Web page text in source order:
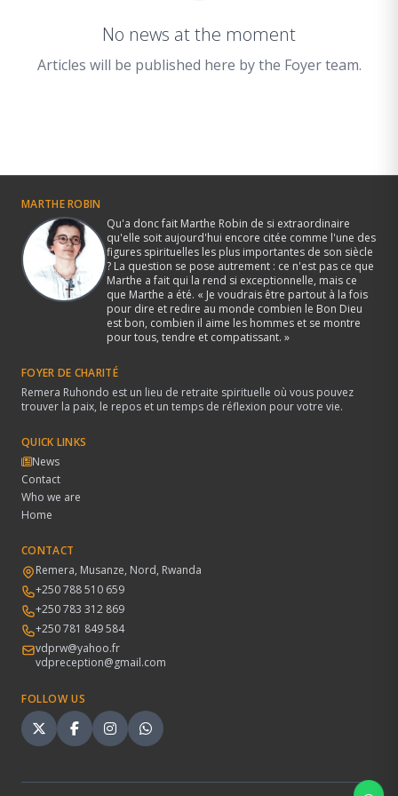
No news at the moment
Articles will be published here by the Foyer team.
MARTHE ROBIN
Qu'a donc fait Marthe Robin de si extraordinaire
qu'elle soit aujourd'hui encore citée comme l'une des
figures spirituelles les plus importantes de son siècle
? La question se pose autrement : ce n'est pas ce que
Marthe a fait qui la rend si exceptionnelle, mais ce
que Marthe a été. « Je voudrais être partout à la fois
pour dire et redire au monde combien le Bon Dieu
est bon, combien il aime les hommes et se montre
pour tous, tendre et compatissant. »
FOYER DE CHARITÉ
Remera Ruhondo est un lieu de retraite spirituelle où vous pouvez
trouver la paix, le repos et un temps de réflexion pour votre vie.
QUICK LINKS
News
Contact
Who we are
Home
CONTACT
Remera, Musanze, Nord, Rwanda
+250 788 510 659
+250 783 312 869
+250 781 849 584
vdprw@yahoo.fr
vdpreception@gmail.com
FOLLOW US